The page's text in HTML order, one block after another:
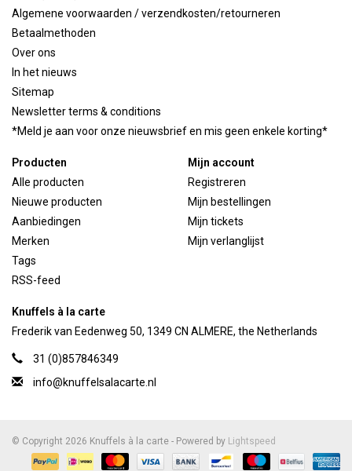
Algemene voorwaarden / verzendkosten/retourneren
Betaalmethoden
Over ons
In het nieuws
Sitemap
Newsletter terms & conditions
*Meld je aan voor onze nieuwsbrief en mis geen enkele korting*
Producten
Alle producten
Nieuwe producten
Aanbiedingen
Merken
Tags
RSS-feed
Mijn account
Registreren
Mijn bestellingen
Mijn tickets
Mijn verlanglijst
Knuffels à la carte
Frederik van Eedenweg 50, 1349 CN ALMERE, the Netherlands
31 (0)857846349
info@knuffelsalacarte.nl
© Copyright 2026 Knuffels à la carte - Powered by Lightspeed